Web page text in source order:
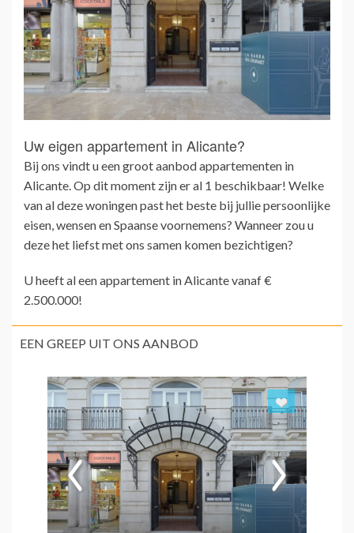
Uw eigen appartement in Alicante?
Bij ons vindt u een groot aanbod appartementen in
Alicante. Op dit moment zijn er al 1 beschikbaar! Welke
van al deze woningen past het beste bij jullie persoonlijke
eisen, wensen en Spaanse voornemens? Wanneer zou u
deze het liefst met ons samen komen bezichtigen?
U heeft al een appartement in Alicante vanaf €
2.500.000!
EEN GREEP UIT ONS AANBOD